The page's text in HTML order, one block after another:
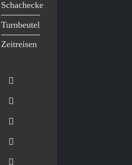
Schachecke
Turnbeutel
Zeitreisen